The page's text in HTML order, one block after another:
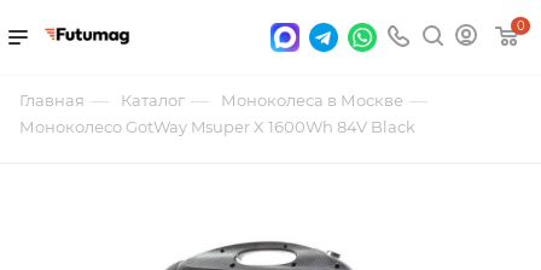
0
Главная — Каталог — Моноколеса в Москве —
Моноколесо GotWay Msuper X 1600Wh 84V Black